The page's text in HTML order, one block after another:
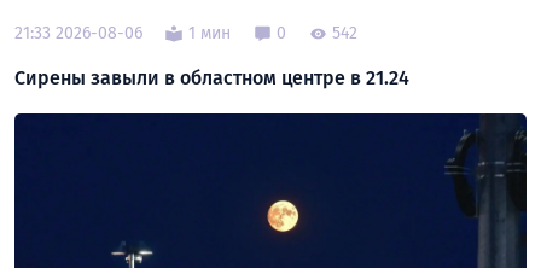
21:33 2026-08-06 1 мин 0 542
Сирены завыли в областном центре в 21.24